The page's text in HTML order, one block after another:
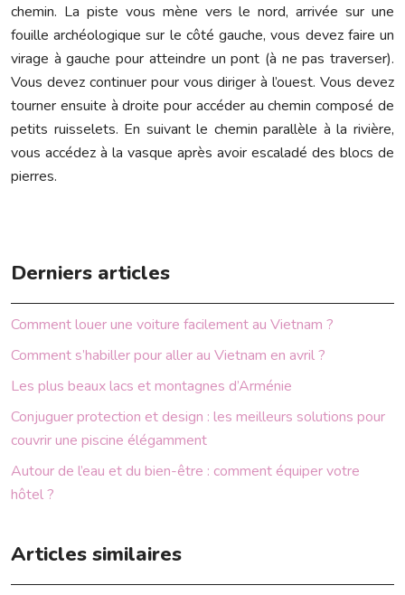
chemin. La piste vous mène vers le nord, arrivée sur une
fouille archéologique sur le côté gauche, vous devez faire un
virage à gauche pour atteindre un pont (à ne pas traverser).
Vous devez continuer pour vous diriger à l’ouest. Vous devez
tourner ensuite à droite pour accéder au chemin composé de
petits ruisselets. En suivant le chemin parallèle à la rivière,
vous accédez à la vasque après avoir escaladé des blocs de
pierres.
Derniers articles
Comment louer une voiture facilement au Vietnam ?
Comment s’habiller pour aller au Vietnam en avril ?
Les plus beaux lacs et montagnes d’Arménie
Conjuguer protection et design : les meilleurs solutions pour
couvrir une piscine élégamment
Autour de l’eau et du bien-être : comment équiper votre
hôtel ?
Articles similaires